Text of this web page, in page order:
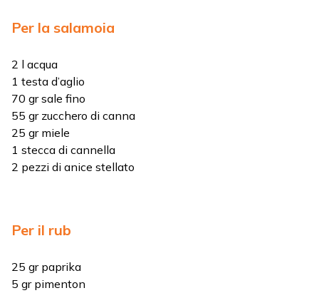
Per la salamoia
2 l acqua
1 testa d’aglio
70 gr sale fino
55 gr zucchero di canna
25 gr miele
1 stecca di cannella
2 pezzi di anice stellato
Per il rub
25 gr paprika
5 gr pimenton